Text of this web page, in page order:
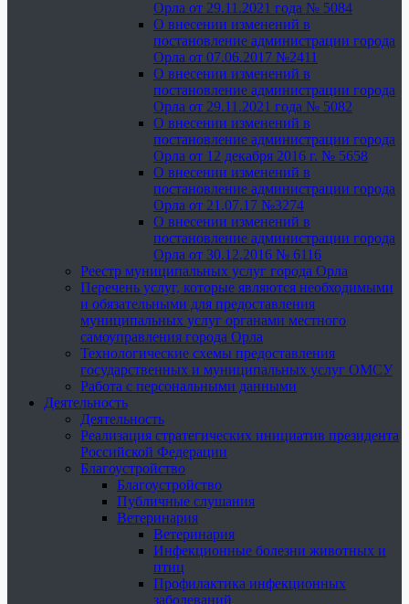
Орла от 29.11.2021 года № 5084
О внесении изменений в
постановление администрации города
Орла от 07.06.2017 №2411
О внесении изменений в
постановление администрации города
Орла от 29.11.2021 года № 5082
О внесении изменений в
постановление администрации города
Орла от 12 декабря 2016 г. № 5658
О внесении изменений в
постановление администрации города
Орла от 21.07.17 №3274
О внесении изменений в
постановление администрации города
Орла от 30.12.2016 № 6116
Реестр муниципальных услуг города Орла
Перечень услуг, которые являются необходимыми
и обязательными для предоставления
муниципальных услуг органами местного
самоуправления города Орла
Технологические схемы предоставления
государственных и муниципальных услуг ОМСУ
Работа с персональными данными
Деятельность
Деятельность
Реализация стратегических инициатив президента
Российской Федерации
Благоустройство
Благоустройство
Публичные слушания
Ветеринария
Ветеринария
Инфекционные болезни животных и
птиц
Профилактика инфекционных
заболеваний